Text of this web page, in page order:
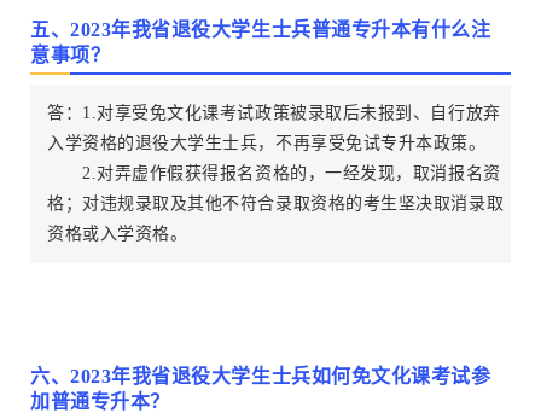
五、2023年我省退役大学生士兵普通专升本有什么注
意事项？
答：1.对享受免文化课考试政策被录取后未报到、自行放弃
入学资格的退役大学生士兵，不再享受免试专升本政策。
2.对弄虚作假获得报名资格的，一经发现，取消报名资
格；对违规录取及其他不符合录取资格的考生坚决取消录取
资格或入学资格。
六、2023年我省退役大学生士兵如何免文化课考试参
加普通专升本？